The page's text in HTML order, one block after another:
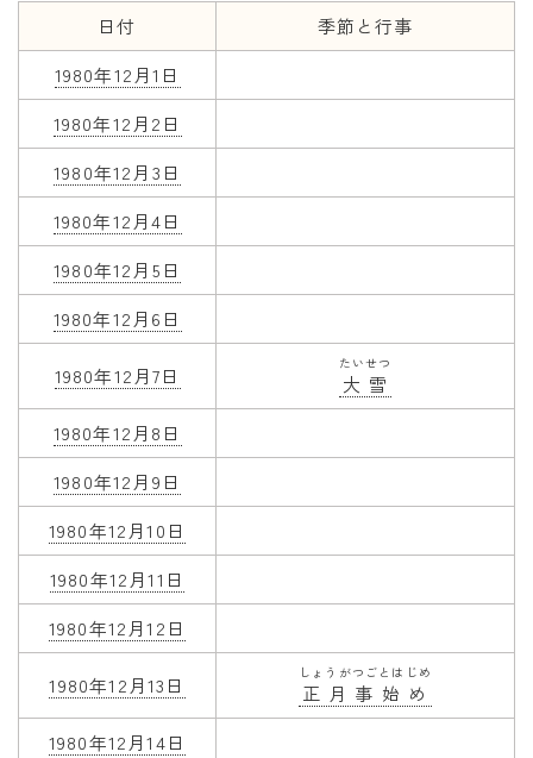
年齢と学年
年齢・干支
学年
子供のお祝い
厄年
長寿のお祝い
季節の工作
紋切り遊び
折り紙・切り紙
日付
季節と行事
1980年12月1日
1980年12月2日
1980年12月3日
1980年12月4日
1980年12月5日
1980年12月6日
1980年12月7日 大雪
たいせつ
1980年12月8日
1980年12月9日
1980年12月10日
1980年12月11日
1980年12月12日
1980年12月13日 正月事始め
しょうがつごとはじめ
1980年12月14日